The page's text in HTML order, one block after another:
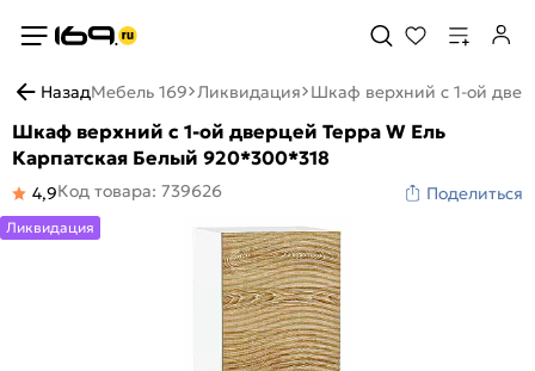
НазадМебель 169 Ликвидация Шкаф верхний с 1-ой
Шкаф верхний с 1-ой дверцей Терра W Ель
Карпатская Белый 920*300*318
4,9Код товара: 739626 Поделиться
Ликвидация